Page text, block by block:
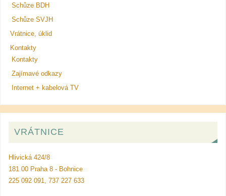
Schůze BDH
Schůze SVJH
Vrátnice, úklid
Kontakty
Kontakty
Zajímavé odkazy
Internet + kabelová TV
VRÁTNICE
Hlivická 424/8
181 00 Praha 8 - Bohnice
225 092 091, 737 227 633